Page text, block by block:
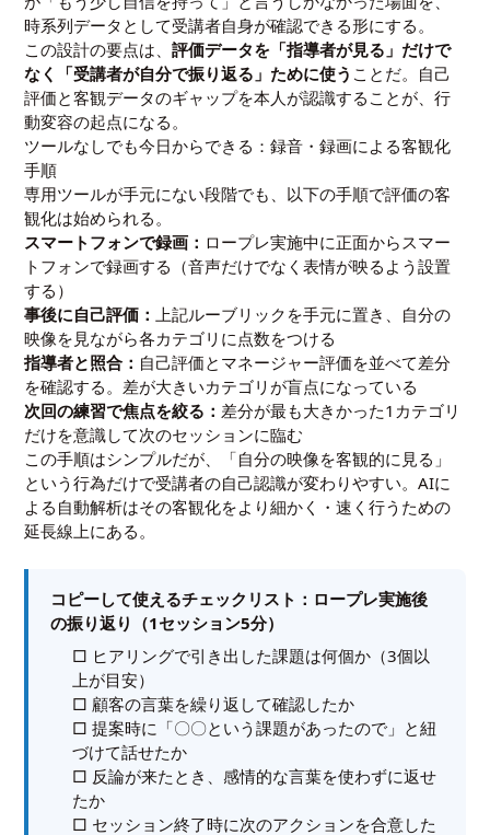
時系列データとして受講者自身が確認できる形にする。
この設計の要点は、評価データを「指導者が見る」だけで
なく「受講者が自分で振り返る」ために使う ことだ。自己
評価と客観データのギャップを本人が認識することが、行
動変容の起点になる。
ツールなしでも今日からできる：録音・録画による客観化
手順
専用ツールが手元にない段階でも、以下の手順で評価の客
観化は始められる。
スマートフォンで録画： ロープレ実施中に正面からスマー
トフォンで録画する（音声だけでなく表情が映るよう設置
する）
事後に自己評価：上記ルーブリックを手元に置き、自分の
映像を見ながら各カテゴリに点数をつける
指導者と照合： 自己評価とマネージャー評価を並べて差分
を確認する。差が大きいカテゴリが盲点になっている
次回の練習で焦点を絞る： 差分が最も大きかった1カテゴリ
だけを意識して次のセッションに臨む
この手順はシンプルだが、「自分の映像を客観的に見る」
という行為だけで受講者の自己認識が変わりやすい。AIに
よる自動解析はその客観化をより細かく・速く行うための
延長線上にある。
コピーして使えるチェックリスト：ロープレ実施後
の振り返り（1セッション5分）
□ ヒアリングで引き出した課題は何個か（3個以
上が目安）
□ 顧客の言葉を繰り返して確認したか
□ 提案時に「〇〇という課題があったので」と紐
づけて話せたか
□ 反論が来たとき、感情的な言葉を使わずに返せ
たか
□ セッション終了時に次のアクションを合意した